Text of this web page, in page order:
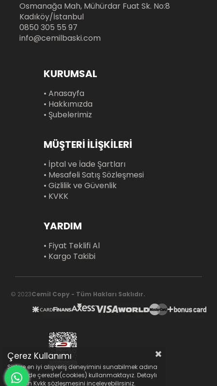
Osmanağa Mah, Mühürdar Fuat Sk. No:8
Kadıköy/İstanbul
0850 305 55 97
info@cemilbaski.com
KURUMSAL
• Anasayfa
• Hakkımızda
• Şubelerimiz
MÜŞTERİ İLİŞKİLERİ
• İptal ve İade Şartları
• Mesafeli Satış Sözleşmesi
• Gizlilik ve Güvenlik
• KVKK
YARDIM
• Fiyat Teklifi Al
• Kargo Takibi
© 2023Cemil Copy - Tüm Hakları Saklıdır.
Çerez Kullanımı
Sizlere en iyi alışveriş deneyimini sunabilmek adına
sitemizde çerezler(cookies) kullanmaktayız. Detaylı
bilgi için Kvkk sözleşmesini inceleyebilirsiniz.